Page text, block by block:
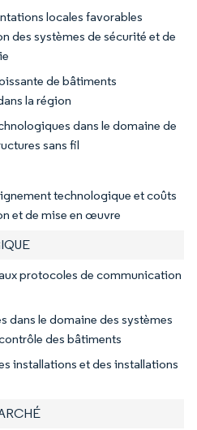
locales favorables
des systèmes de sécurité et de
de bâtiments
la région
dans le domaine de
sans fil
technologique et coûts
et de mise en œuvre
protocoles de communication
dans le domaine des systèmes
des bâtiments
installations et des installations